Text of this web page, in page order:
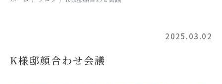
2025.03.02
K様邸顔合わせ会議